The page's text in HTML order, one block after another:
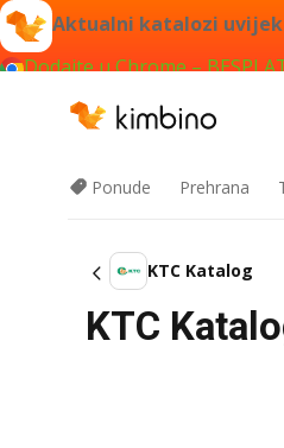
Aktualni katalozi
Dodajte u Chrome –
Ponude Prehrana
KTC Katalog
KTC